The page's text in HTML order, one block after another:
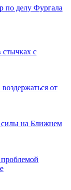
по делу Фургала
стычках с
от
силы на Ближнем
проблемой